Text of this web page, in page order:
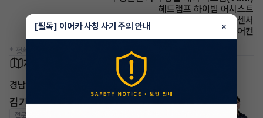
헤드램프 하이빔 어시스트
주차보조 후방감지센서
에어컨 수동에어컨
* 정확한 정보는 판매자와 반드시 확인하시기 바랍니다.
차량 위치
경남 김해시
김기현 매니저
전문교육수료
[필독] 이어카 사칭 사기 주의 안내 ×